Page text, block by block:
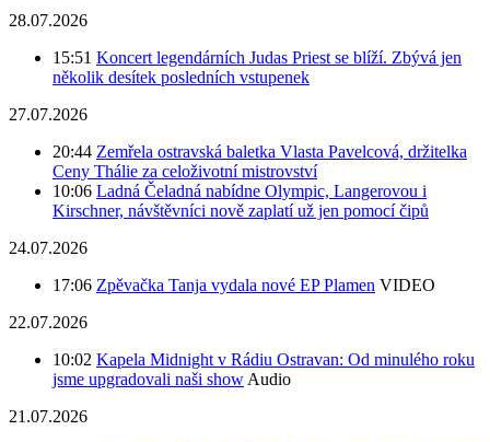
28.07.2026
15:51 Koncert legendárních Judas Priest se blíží. Zbývá jen
několik desítek posledních vstupenek
27.07.2026
20:44 Zemřela ostravská baletka Vlasta Pavelcová, držitelka
Ceny Thálie za celoživotní mistrovství
10:06 Ladná Čeladná nabídne Olympic, Langerovou i
Kirschner, návštěvníci nově zaplatí už jen pomocí čipů
24.07.2026
17:06 Zpěvačka Tanja vydala nové EP Plamen VIDEO
22.07.2026
10:02 Kapela Midnight v Rádiu Ostravan: Od minulého roku
jsme upgradovali naši show Audio
21.07.2026